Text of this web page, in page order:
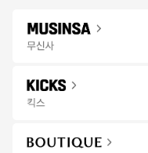
스포츠/레저 상품을 검색해 보
추천 랭킹 세일 발매
Menu
무신사 앱 설치하고 다양한